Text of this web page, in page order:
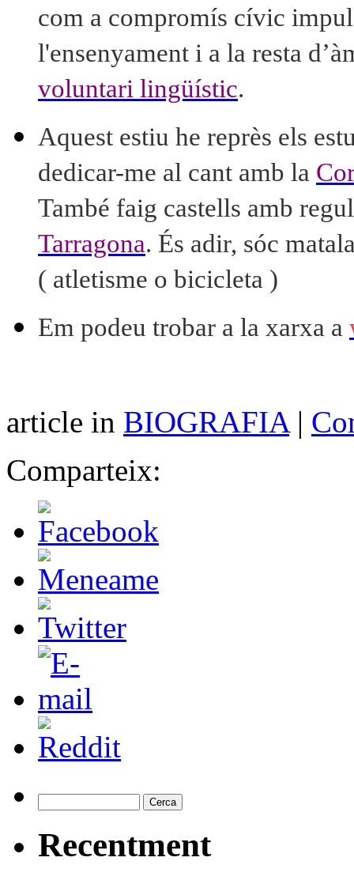
com a compromís cívic
l'ensenyament i a la resta
voluntari lingüístic.
Aquest estiu he reprès els
dedicar-me al cant amb la
També faig castells amb
Tarragona. És adir, sóc
( atletisme o bicicleta )
Em podeu trobar a la xarxa a
article in BIOGRAFIA |
Comparteix:
Recentment